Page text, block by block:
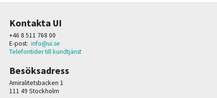
Kontakta UI
+46 8 511 768 00
E-post: info@ui.se
Telefontider till kundtjänst
Besöksadress
Amiralitetsbacken 1
111 49 Stockholm